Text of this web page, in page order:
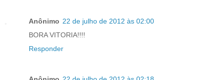
Anônimo 22 de julho de 2012 às 02:00
BORA VITORIA!!!!
Responder